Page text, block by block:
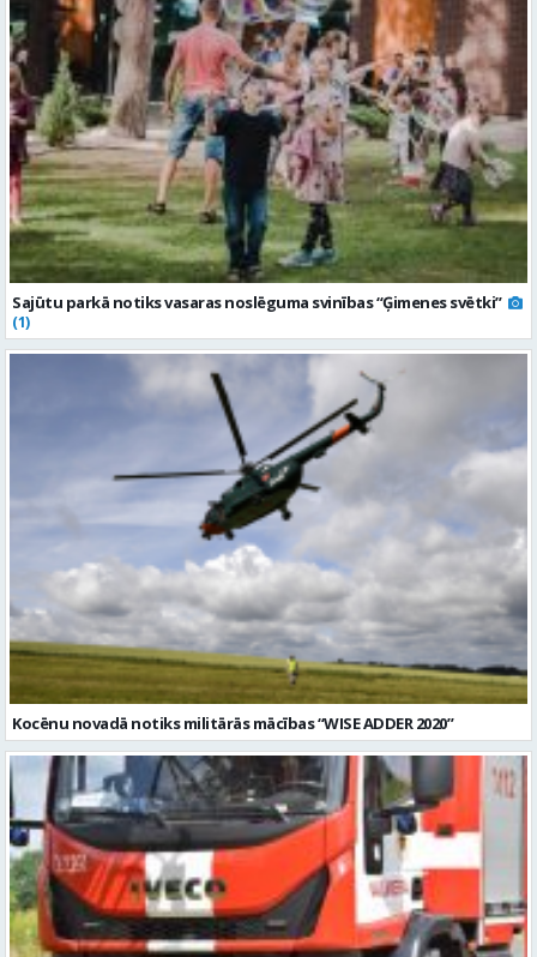
Sajūtu parkā notiks vasaras noslēguma svinības “Ģimenes svētki”
(1)
Kocēnu novadā notiks militārās mācības “WISE ADDER 2020”